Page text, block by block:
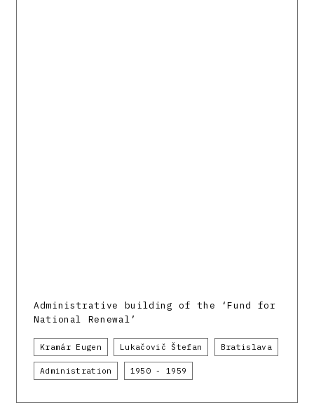
Administrative building of the ‘Fund for
National Renewal’
Kramár Eugen Lukačovič Štefan Bratislava
Administration 1950 - 1959